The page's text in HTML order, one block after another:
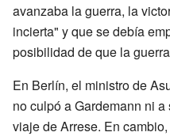
avanzaba la guerra, la
incierta" y que se debía
posibilidad de que la
En Berlín, el ministro de
no culpó a Gardemann ni
viaje de Arrese. En